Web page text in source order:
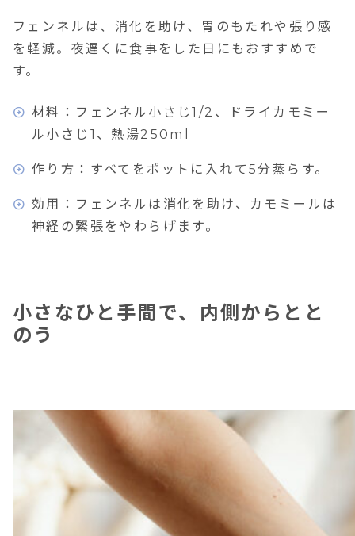
フェンネルは、消化を助け、胃のもたれや張り感
を軽減。夜遅くに食事をした日にもおすすめで
す。
材料：フェンネル小さじ1/2、ドライカモミー
ル小さじ1、熱湯250ml
作り方：すべてをポットに入れて5分蒸らす。
効用：フェンネルは消化を助け、カモミールは
神経の緊張をやわらげます。
小さなひと手間で、内側からとと
のう